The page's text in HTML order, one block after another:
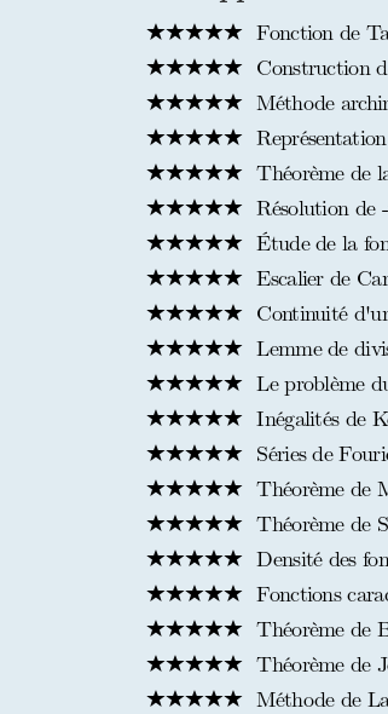
Fonction de
Construction
Méthode
Théorème de
Résolution de
Étude de la
Escalier de
Continuité
Lemme de
Le problème
Inégalités de
Séries de
Théorème de
Théorème de
Densité des
Fonctions
Théorème de
Théorème de
Méthode de